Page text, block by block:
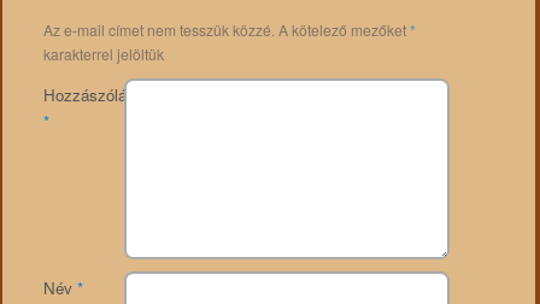
Az e-mail címet nem tesszük közzé.A kötelező mezőket*
karakterrel jelöltük
Hozzászólás
*
Név *